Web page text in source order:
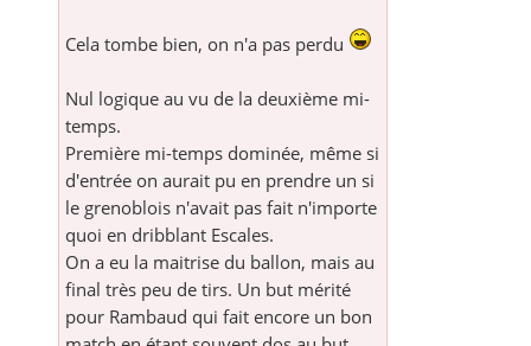
Cela tombe bien, on n'a pas perdu
Nul logique au vu de la deuxième mi-
temps.
Première mi-temps dominée, même si
d'entrée on aurait pu en prendre un si
le grenoblois n'avait pas fait n'importe
quoi en dribblant Escales.
On a eu la maitrise du ballon, mais au
final très peu de tirs. Un but mérité
pour Rambaud qui fait encore un bon